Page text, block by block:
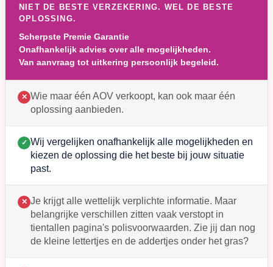
NIET DE BESTE VERZEKERING. WEL DE BESTE
OPLOSSING.
Scherpste Premie Garantie
Onafhankelijk advies over alle mogelijkheden.
Van aanvraag tot uitkering persoonlijk begeleid.
✕ Wie maar één AOV verkoopt, kan ook maar één
oplossing aanbieden.
✓ Wij vergelijken onafhankelijk alle mogelijkheden en
kiezen de oplossing die het beste bij jouw situatie
past.
✕ Je krijgt alle wettelijk verplichte informatie. Maar
belangrijke verschillen zitten vaak verstopt in
tientallen pagina's polisvoorwaarden. Zie jij dan nog
de kleine lettertjes en de addertjes onder het gras?